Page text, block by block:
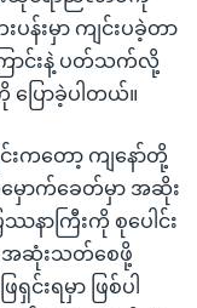
းမှာ ကျင်းပခဲ့တာ
ြောင်းနဲ့ ပတ်သက်လို့
ြောခဲ့ပါတယ်။
င်းကတော့ ကျနော်တို့
မှောက်ခေတ်မှာ အဆိုး
ဿနာကြီးကို စုပေါင်း
ကို အဆုံးသတ်စေဖို့
ရမှာ ဖြစ်ပါ